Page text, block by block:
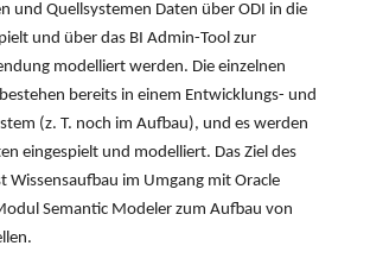
und Quellsystemen Daten über ODI in die
und über das BI Admin-Tool zur
modelliert werden. Die einzelnen
bereits in einem Entwicklungs- und
(z. T. noch im Aufbau), und es werden
eingespielt und modelliert. Das Ziel des
Wissensaufbau im Umgang mit Oracle
Semantic Modeler zum Aufbau von